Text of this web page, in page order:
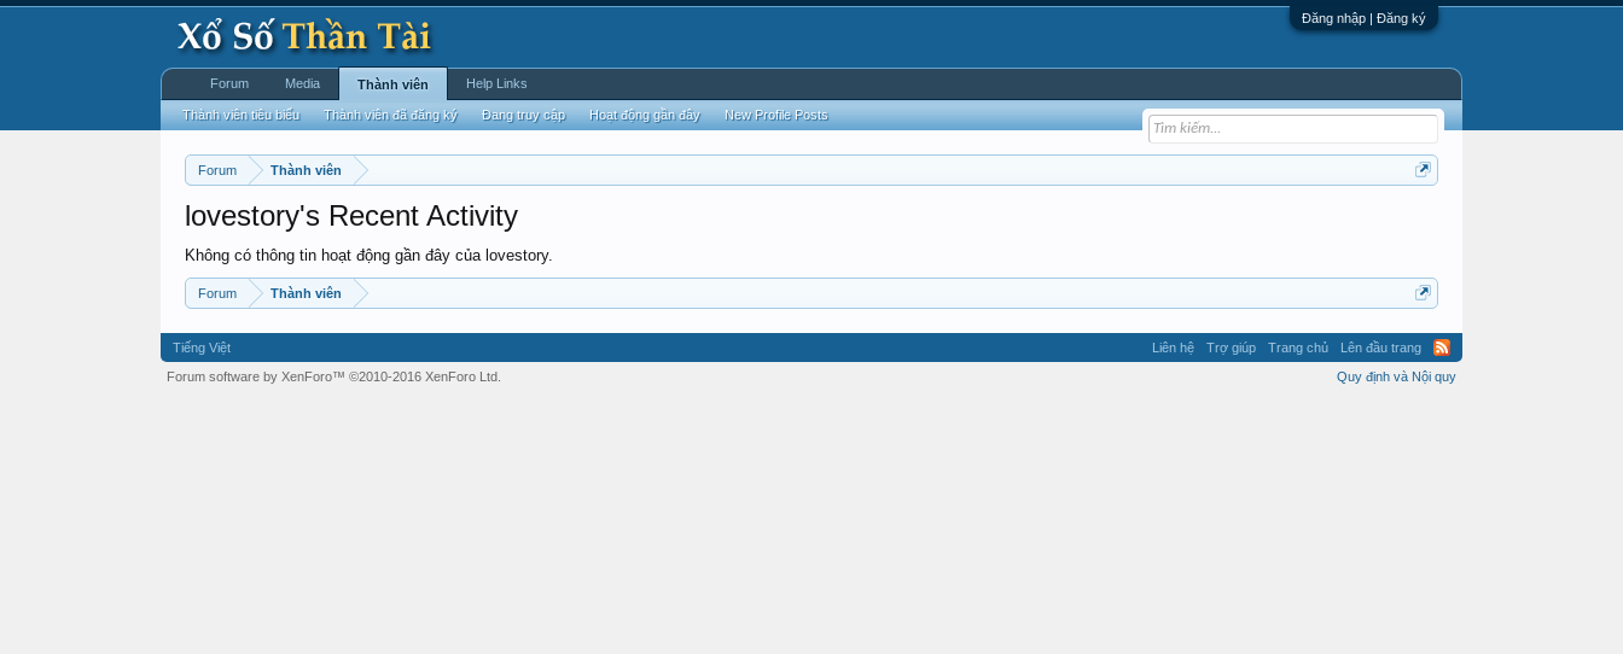
Đăng nhập | Đăng ký
Forum Thành viên
lovestory's Recent Activity
Không có thông tin hoạt động gần đây của lovestory.
Forum Thành viên
Forum Media Thành viên
Thành viên tiêu biểu Thành viên đã đăng ký Đang truy cập Hoạt động gần đây New Profile Posts
Help Links
Tiếng Việt Liên hệ Trợ giúp Trang chủ
Lên đầu trang
Quy định và Nội quy
Forum software by XenForo™ ©2010-2016 XenForo Ltd.